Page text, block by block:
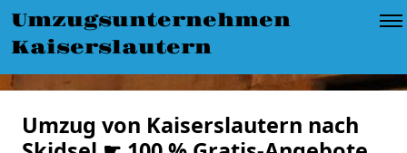
Umzugsunternehmen
Kaiserslautern
Umzug von Kaiserslautern nach